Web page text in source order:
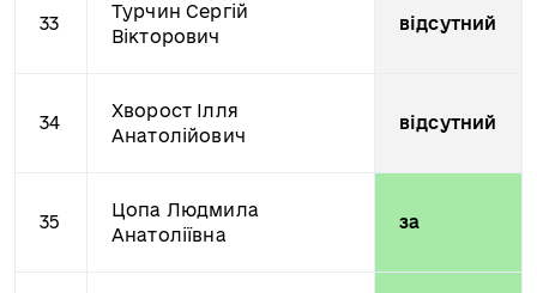
33
Турчин Сергій
Вікторович
відсутний
34
Хворост Ілля
Анатолійович
відсутний
35
Цопа Людмила
Анатоліївна
за